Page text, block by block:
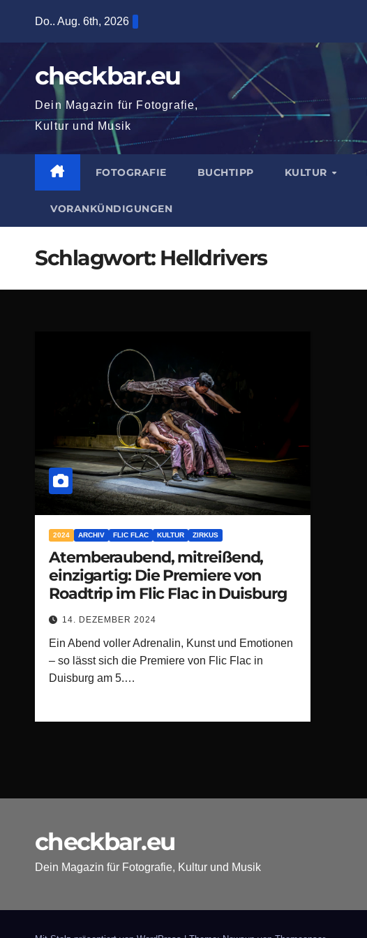
springen
Do.. Aug. 6th, 2026
checkbar.eu
Dein Magazin für Fotografie,
Kultur und Musik
FOTOGRAFIE BUCHTIPP KULTUR
VORANKÜNDIGUNGEN
Schlagwort: Helldrivers
2024 ARCHIV FLIC FLAC KULTUR ZIRKUS
Atemberaubend, mitreißend,
einzigartig: Die Premiere von
Roadtrip im Flic Flac in Duisburg
14. DEZEMBER 2024
Ein Abend voller Adrenalin, Kunst und Emotionen
– so lässt sich die Premiere von Flic Flac in
Duisburg am 5.…
checkbar.eu
Dein Magazin für Fotografie, Kultur und Musik